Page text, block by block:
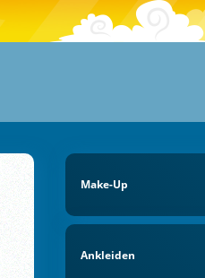
Make-Up
Ankleiden